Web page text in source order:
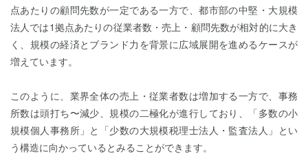
点あたりの顧問先数が一定である一方で、都市部の中堅・大規模
法人では1拠点あたりの従業者数・売上・顧問先数が相対的に大き
く、規模の経済とブランド力を背景に広域展開を進めるケースが
増えています。
このように、業界全体の売上・従業者数は増加する一方で、事務
所数は頭打ち〜減少、規模の二極化が進行しており、「多数の小
規模個人事務所」と「少数の大規模税理士法人・監査法人」とい
う構造に向かっているとみることができます。